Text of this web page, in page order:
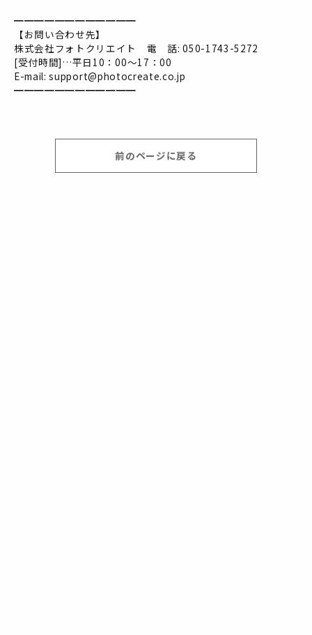
━━━━━━━━━━━━
【お問い合わせ先】
株式会社フォトクリエイト 電 話: 050-1743-5272
[受付時間]…平日10：00～17：00
E-mail: support@photocreate.co.jp
━━━━━━━━━━━━
前のページに戻る